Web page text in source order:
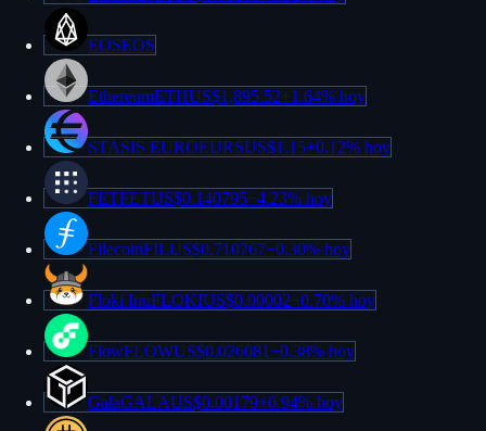
EOSEOS
EthereumETHUS$1,895.52+1.64% hoy
STASIS EUROEURSUS$1.15+0.12% hoy
FETFETUS$0.140795−4.23% hoy
FilecoinFILUS$0.710767−0.30% hoy
Floki InuFLOKIUS$0.00002−0.70% hoy
FlowFLOWUS$0.026081−0.38% hoy
GalaGALAUS$0.00179+0.94% hoy